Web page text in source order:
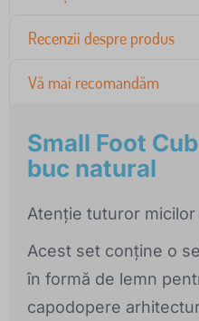
Recenzii despre produs
Vă mai recomandăm
Small Foot
buc natural
Atenție tuturor
Acest set conține o
în formă de lemn
capodopere